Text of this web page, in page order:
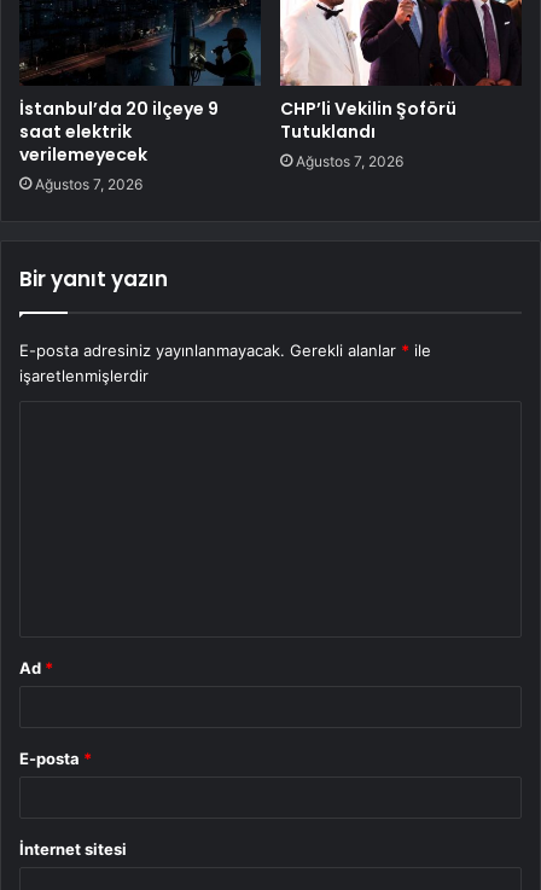
İstanbul’da 20 ilçeye 9
saat elektrik
verilemeyecek
Ağustos 7, 2026
CHP’li Vekilin Şoförü
Tutuklandı
Ağustos 7, 2026
Bir yanıt yazın
E-posta adresiniz yayınlanmayacak. Gerekli alanlar * ile
işaretlenmişlerdir
Ad *
E-posta *
İnternet sitesi